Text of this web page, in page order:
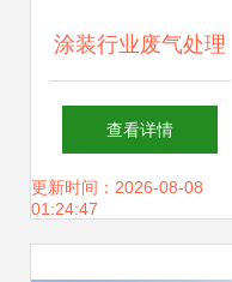
涂装行业废气处理
市场需求、技术路
径与销售策略
查看详情
更新时间：2026-08-08
01:24:47